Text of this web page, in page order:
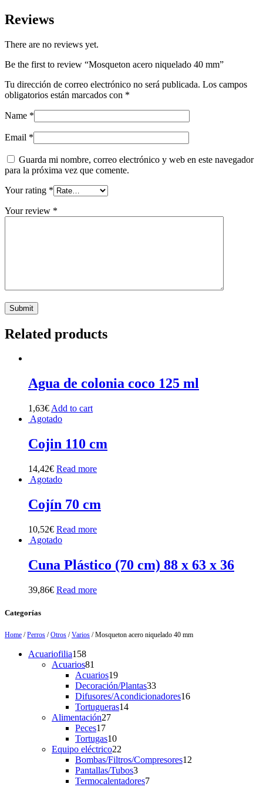
Reviews
There are no reviews yet.
Be the first to review “Mosqueton acero niquelado 40 mm”
Tu dirección de correo electrónico no será publicada. Los campos
obligatorios están marcados con *
Name *
Email *
Guarda mi nombre, correo electrónico y web en este navegador
para la próxima vez que comente.
Your rating *
Your review *
Related products
Agua de colonia coco 125 ml
1,63€ Add to cart
Agotado
Cojin 110 cm
14,42€ Read more
Agotado
Cojín 70 cm
10,52€ Read more
Agotado
Cuna Plástico (70 cm) 88 x 63 x 36
39,86€ Read more
Categorías
Home /Perros /Otros /Varios / Mosqueton acero niquelado 40 mm
Acuariofilia158158
products
Acuarios81
products
Acuarios1919
products
Decoración/Plantas3333
products
Difusores/Acondicionadores1616
Tortugueras1414
Alimentación2727
Peces1717
products
Tortugas1010
products
Equipo eléctrico22
products
Bombas/Filtros/Compresores12
Pantallas/Tubos33
products
Termocalentadores77